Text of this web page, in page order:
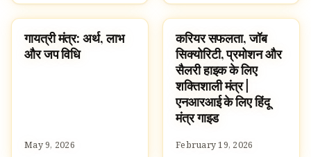
पूजा, श्लोक और मंत्र
गायत्री मंत्र: अर्थ, लाभ
और जप विधि
May 9, 2026
SLOKAS AND MANTRAS
करियर सफलता, जॉब
सिक्योरिटी, प्रमोशन और
सैलरी हाइक के लिए
शक्तिशाली मंत्र |
एनआरआई के लिए हिंदू
मंत्र गाइड
February 19, 2026